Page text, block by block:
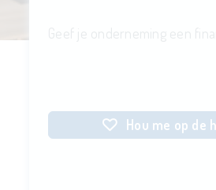
Hou me op de